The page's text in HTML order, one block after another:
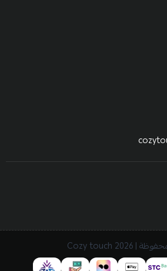
| 2026
Cozy touch